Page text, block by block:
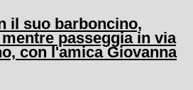
il suo barboncino,
passeggia in via
con l'amica Giovanna